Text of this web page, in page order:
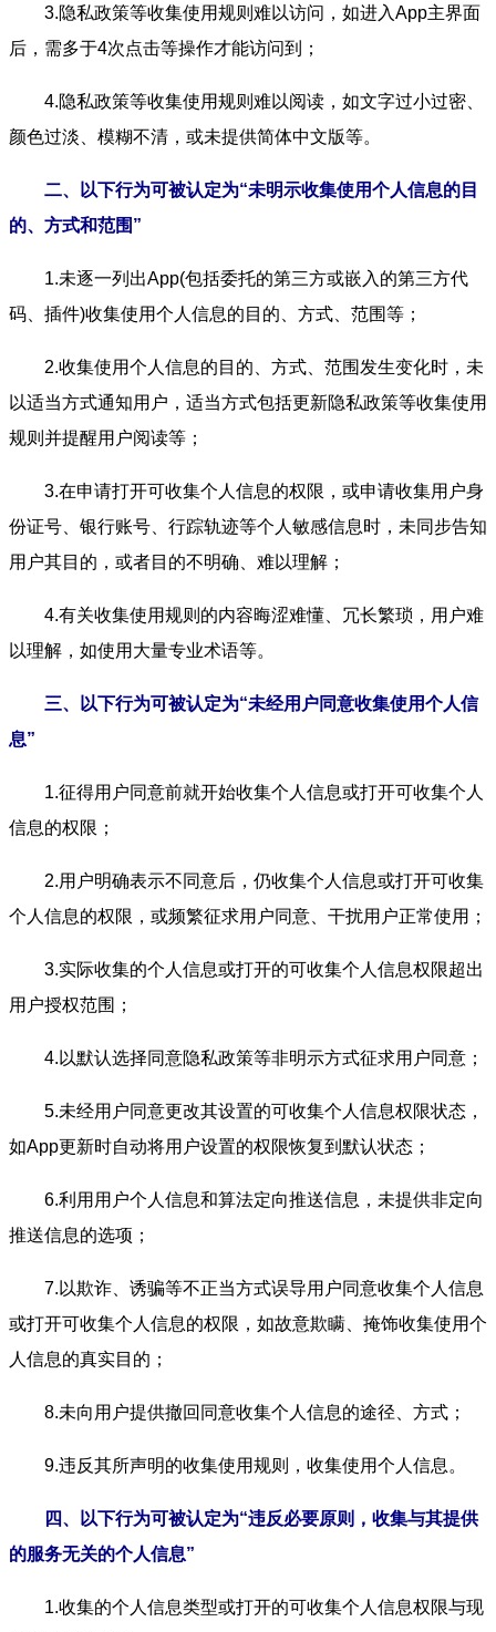
3.隐私政策等收集使用规则难以访问，如进入App主界面
后，需多于4次点击等操作才能访问到；
4.隐私政策等收集使用规则难以阅读，如文字过小过密、
颜色过淡、模糊不清，或未提供简体中文版等。
二、以下行为可被认定为“未明示收集使用个人信息的目
的、方式和范围”
1.未逐一列出App(包括委托的第三方或嵌入的第三方代
码、插件)收集使用个人信息的目的、方式、范围等；
2.收集使用个人信息的目的、方式、范围发生变化时，未
以适当方式通知用户，适当方式包括更新隐私政策等收集使用
规则并提醒用户阅读等；
3.在申请打开可收集个人信息的权限，或申请收集用户身
份证号、银行账号、行踪轨迹等个人敏感信息时，未同步告知
用户其目的，或者目的不明确、难以理解；
4.有关收集使用规则的内容晦涩难懂、冗长繁琐，用户难
以理解，如使用大量专业术语等。
三、以下行为可被认定为“未经用户同意收集使用个人信
息”
1.征得用户同意前就开始收集个人信息或打开可收集个人
信息的权限；
2.用户明确表示不同意后，仍收集个人信息或打开可收集
个人信息的权限，或频繁征求用户同意、干扰用户正常使用；
3.实际收集的个人信息或打开的可收集个人信息权限超出
用户授权范围；
4.以默认选择同意隐私政策等非明示方式征求用户同意；
5.未经用户同意更改其设置的可收集个人信息权限状态，
如App更新时自动将用户设置的权限恢复到默认状态；
6.利用用户个人信息和算法定向推送信息，未提供非定向
推送信息的选项；
7.以欺诈、诱骗等不正当方式误导用户同意收集个人信息
或打开可收集个人信息的权限，如故意欺瞒、掩饰收集使用个
人信息的真实目的；
8.未向用户提供撤回同意收集个人信息的途径、方式；
9.违反其所声明的收集使用规则，收集使用个人信息。
四、以下行为可被认定为“违反必要原则，收集与其提供
的服务无关的个人信息”
1.收集的个人信息类型或打开的可收集个人信息权限与现